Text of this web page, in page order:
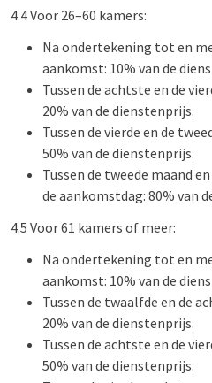
4.4 Voor 26–60 kamers:
Na ondertekening tot en
aankomst: 10% van de
Tussen de achtste en de
20% van de dienstenprijs.
Tussen de vierde en de
50% van de dienstenprijs.
Tussen de tweede maand
de aankomstdag: 80% van
4.5 Voor 61 kamers of meer:
Na ondertekening tot en
aankomst: 10% van de
Tussen de twaalfde en de
20% van de dienstenprijs.
Tussen de achtste en de
50% van de dienstenprijs.